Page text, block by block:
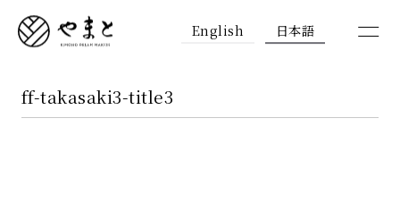
English 日本語
ff-takasaki3-title3